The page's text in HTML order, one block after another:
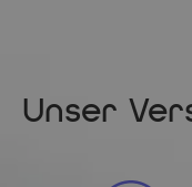
PLOSS®
Unser